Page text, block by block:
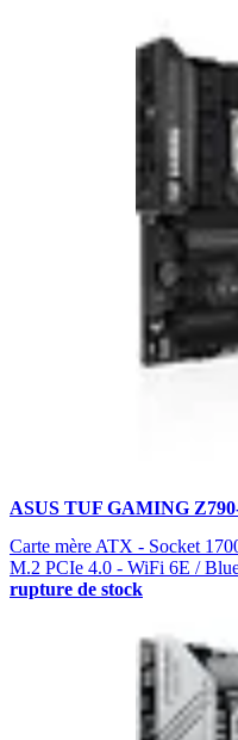
ASUS TUF GAMING
Carte mère ATX - Socket
M.2 PCIe 4.0 - WiFi 6E /
rupture de stock